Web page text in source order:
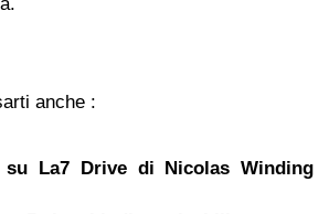
anche :
su La7 Drive di Nicolas Winding